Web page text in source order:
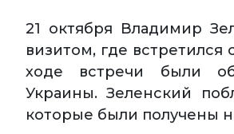
21 октября Владимир
визитом, где
ходе встречи были
Украины. Зеленский
которые были получены